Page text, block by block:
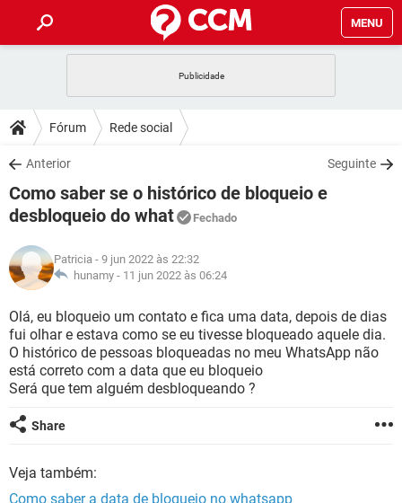
MENU
CELULAR
OUTLOOK
INSTAGRAM GMAIL
GUIA DE COMPRAS
DICAS
JOGOS
OUTLOOK
GUIA DE COMPRAS
DOWNLOADS
JOGOS WHATSAPP
CELULAR FACEBOOK
OUTLOOK
INSTAGRAM
GUIA DE COMPRAS
FÓRUM
CELULAR FACEBOOK
INSTAGRAM GMAIL
GUIA DE COMPRAS
GLOSSÁRIO
JOGOS
CELULAR FACEBOOK
OUTLOOK EXCEL
INSTAGRAM GMAIL
Fórum Rede social
Anterior Seguinte
Como saber se o histórico de bloqueio e
desbloqueio do what
Fechado
Patricia - 9 jun 2022 às 22:32
hunamy - 11 jun 2022 às 06:24
Olá, eu bloqueio um contato e fica uma data, depois de dias
fui olhar e estava como se eu tivesse bloqueado aquele dia.
O histórico de pessoas bloqueadas no meu WhatsApp não
está correto com a data que eu bloqueio
Será que tem alguém desbloqueando ?
Share
Veja também:
Como saber a data de bloqueio no whatsapp